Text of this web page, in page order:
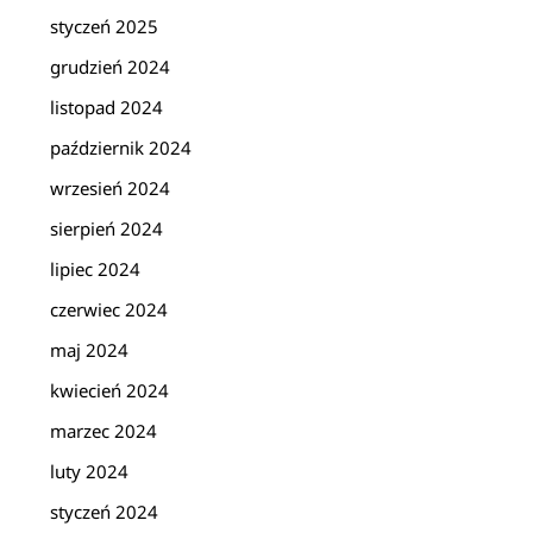
styczeń 2025
grudzień 2024
listopad 2024
październik 2024
wrzesień 2024
sierpień 2024
lipiec 2024
czerwiec 2024
maj 2024
kwiecień 2024
marzec 2024
luty 2024
styczeń 2024